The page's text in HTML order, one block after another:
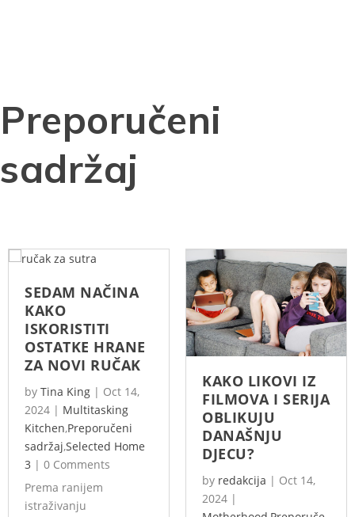
Preporučeni
sadržaj
SEDAM NAČINA
KAKO
ISKORISTITI
OSTATKE HRANE
ZA NOVI RUČAK
by Tina King | Oct 14,
2024 | Multitasking
Kitchen,Preporučeni
sadržaj,Selected Home
3 | 0 Comments
Prema ranijem
istraživanju
KAKO LIKOVI IZ
FILMOVA I SERIJA
OBLIKUJU
DANAŠNJU
DJECU?
by redakcija | Oct 14,
2024 |